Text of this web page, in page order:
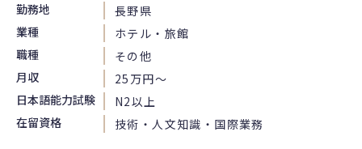
勤務地
長野県
業種
ホテル・旅館
職種
その他
月収
25万円〜
日本語能力試験
N2以上
在留資格
技術・人文知識・国際業務